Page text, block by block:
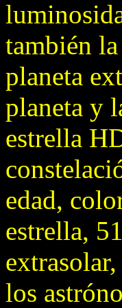
también
planeta
planeta y
estrella
edad,
estrella,
los